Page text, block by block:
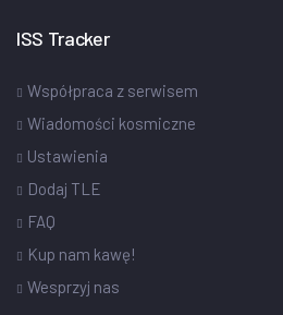
ISS Tracker
Współpraca z serwisem
Wiadomości kosmiczne
Ustawienia
Dodaj TLE
FAQ
Kup nam kawę!
Wesprzyj nas